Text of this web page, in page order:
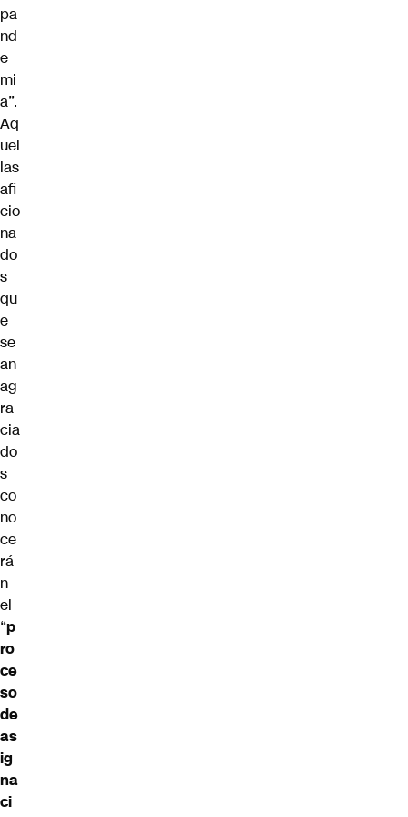
pa
nd
e
mi
a”.
Aq
uel
las
afi
cio
na
do
s
qu
e
se
an
ag
ra
cia
do
s
co
no
ce
rá
n
el
“p
ro
ce
so
de
as
ig
na
ci